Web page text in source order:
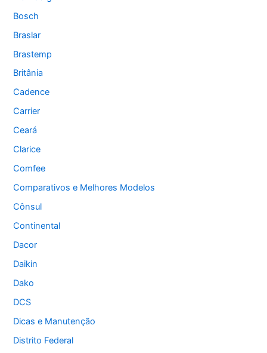
Bosch
Braslar
Brastemp
Britânia
Cadence
Carrier
Ceará
Clarice
Comfee
Comparativos e Melhores Modelos
Cônsul
Continental
Dacor
Daikin
Dako
DCS
Dicas e Manutenção
Distrito Federal